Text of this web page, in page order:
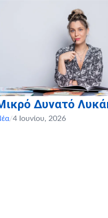
Melis by Laskos,
Ογκολογίας,
Safe Water Sports
Δυνατό
/4 Ιουνίου, 2026